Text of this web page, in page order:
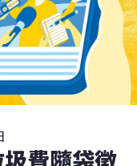
費隨袋徵